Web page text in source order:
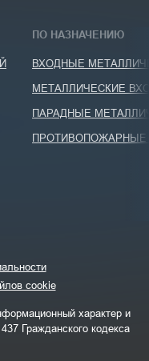
ПО НАЗНАЧЕНИЮ
ВХОДНЫЕ
МЕТАЛЛИЧЕСКИЕ
ПАРАДНЫЕ
ПРОТИВОПОЖАРНЫЕ
cookie
характер и
Гражданского кодекса